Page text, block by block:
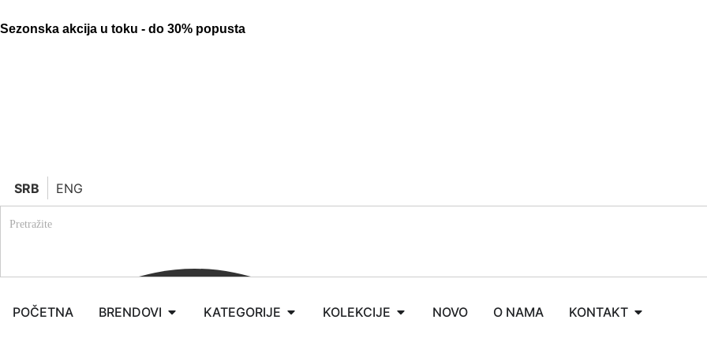
Sezonska akcija u toku - do 30% popusta
SRB ENG
POČETNA BRENDOVI KATEGORIJE KOLEKCIJE NOVO O NAMA KONTAKT